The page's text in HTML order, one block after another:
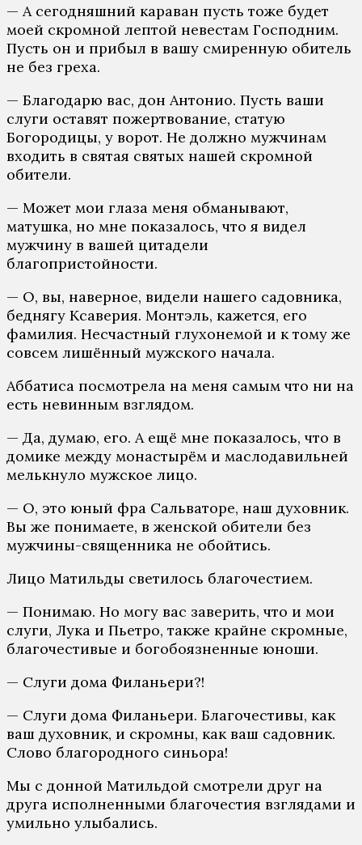
— А сегодняшний караван пусть тоже будет
моей скромной лептой невестам Господним.
Пусть он и прибыл в вашу смиренную обитель
не без греха.
— Благодарю вас, дон Антонио. Пусть ваши
слуги оставят пожертвование, статую
Богородицы, у ворот. Не должно мужчинам
входить в святая святых нашей скромной
обители.
— Может мои глаза меня обманывают,
матушка, но мне показалось, что я видел
мужчину в вашей цитадели
благопристойности.
— О, вы, наверное, видели нашего садовника,
беднягу Ксаверия. Монтэль, кажется, его
фамилия. Несчастный глухонемой и к тому же
совсем лишённый мужского начала.
Аббатиса посмотрела на меня самым что ни на
есть невинным взглядом.
— Да, думаю, его. А ещё мне показалось, что в
домике между монастырём и маслодавильней
мелькнуло мужское лицо.
— О, это юный фра Сальваторе, наш духовник.
Вы же понимаете, в женской обители без
мужчины-священника не обойтись.
Лицо Матильды светилось благочестием.
— Понимаю. Но могу вас заверить, что и мои
слуги, Лука и Пьетро, также крайне скромные,
благочестивые и богобоязненные юноши.
— Слуги дома Филаньери?!
— Слуги дома Филаньери. Благочестивы, как
ваш духовник, и скромны, как ваш садовник.
Слово благородного синьора!
Мы с донной Матильдой смотрели друг на
друга исполненными благочестия взглядами и
умильно улыбались.